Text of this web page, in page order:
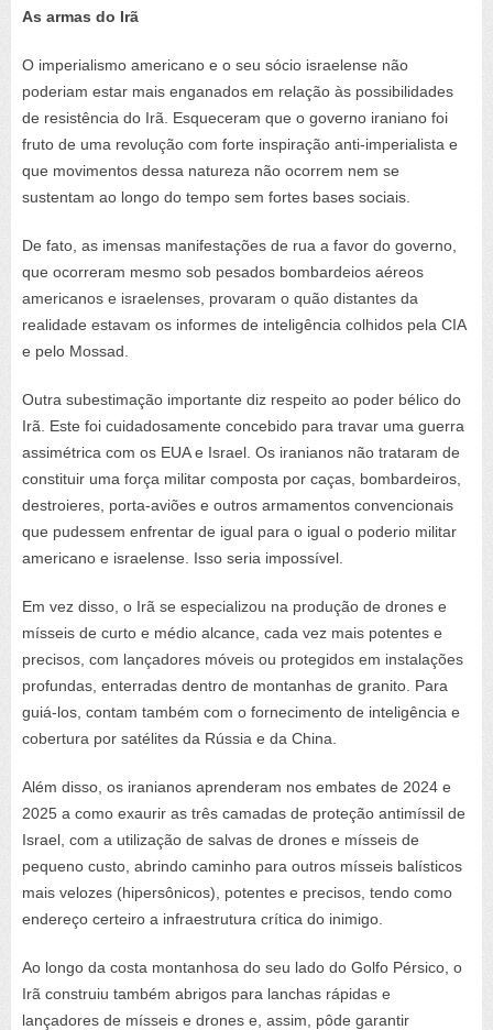
As armas do Irã
O imperialismo americano e o seu sócio israelense não
poderiam estar mais enganados em relação às possibilidades
de resistência do Irã. Esqueceram que o governo iraniano foi
fruto de uma revolução com forte inspiração anti-imperialista e
que movimentos dessa natureza não ocorrem nem se
sustentam ao longo do tempo sem fortes bases sociais.
De fato, as imensas manifestações de rua a favor do governo,
que ocorreram mesmo sob pesados bombardeios aéreos
americanos e israelenses, provaram o quão distantes da
realidade estavam os informes de inteligência colhidos pela CIA
e pelo Mossad.
Outra subestimação importante diz respeito ao poder bélico do
Irã. Este foi cuidadosamente concebido para travar uma guerra
assimétrica com os EUA e Israel. Os iranianos não trataram de
constituir uma força militar composta por caças, bombardeiros,
destroieres, porta-aviões e outros armamentos convencionais
que pudessem enfrentar de igual para o igual o poderio militar
americano e israelense. Isso seria impossível.
Em vez disso, o Irã se especializou na produção de drones e
mísseis de curto e médio alcance, cada vez mais potentes e
precisos, com lançadores móveis ou protegidos em instalações
profundas, enterradas dentro de montanhas de granito. Para
guiá-los, contam também com o fornecimento de inteligência e
cobertura por satélites da Rússia e da China.
Além disso, os iranianos aprenderam nos embates de 2024 e
2025 a como exaurir as três camadas de proteção antimíssil de
Israel, com a utilização de salvas de drones e mísseis de
pequeno custo, abrindo caminho para outros mísseis balísticos
mais velozes (hipersônicos), potentes e precisos, tendo como
endereço certeiro a infraestrutura crítica do inimigo.
Ao longo da costa montanhosa do seu lado do Golfo Pérsico, o
Irã construiu também abrigos para lanchas rápidas e
lançadores de mísseis e drones e, assim, pôde garantir